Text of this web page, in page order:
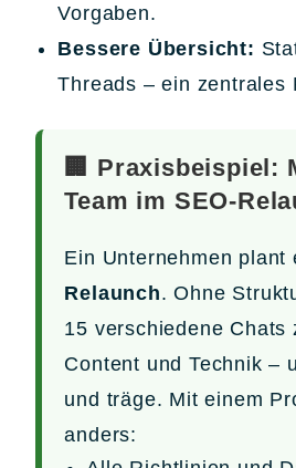
Vorgaben.
Bessere Übersicht:
Threads – ein zentrales
🏢 Praxisbeispiel:
Team im SEO-
Ein Unternehmen plant
Relaunch. Ohne
15 verschiedene Chats
Content und Technik –
und träge. Mit einem
anders: